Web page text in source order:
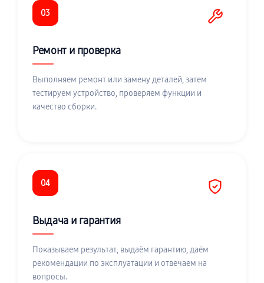
03
Ремонт и проверка
Выполняем ремонт или замену деталей, затем
тестируем устройство, проверяем функции и
качество сборки.
04
Выдача и гарантия
Показываем результат, выдаём гарантию, даём
рекомендации по эксплуатации и отвечаем на
вопросы.